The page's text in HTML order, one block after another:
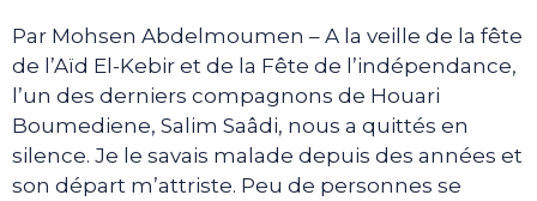
Par Mohsen Abdelmoumen – A la veille de la fête
de l’Aïd El-Kebir et de la Fête de l’indépendance,
l’un des derniers compagnons de Houari
Boumediene, Salim Saâdi, nous a quittés en
silence. Je le savais malade depuis des années et
son départ m’attriste. Peu de personnes se